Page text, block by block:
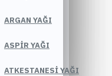
ARGAN YAĞI
ASPIR YAĞI
ATKESTANESI YAĞI